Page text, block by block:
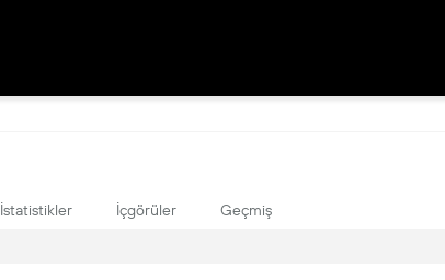
İstatistikler İçgörüler Geçmiş